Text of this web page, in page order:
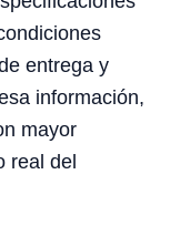
entrega y
información,
mayor
real del